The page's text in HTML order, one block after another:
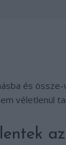
és össze-
véletlenül